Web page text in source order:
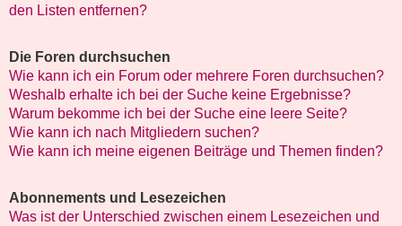
den Listen entfernen?
Die Foren durchsuchen
Wie kann ich ein Forum oder mehrere Foren durchsuchen?
Weshalb erhalte ich bei der Suche keine Ergebnisse?
Warum bekomme ich bei der Suche eine leere Seite?
Wie kann ich nach Mitgliedern suchen?
Wie kann ich meine eigenen Beiträge und Themen finden?
Abonnements und Lesezeichen
Was ist der Unterschied zwischen einem Lesezeichen und